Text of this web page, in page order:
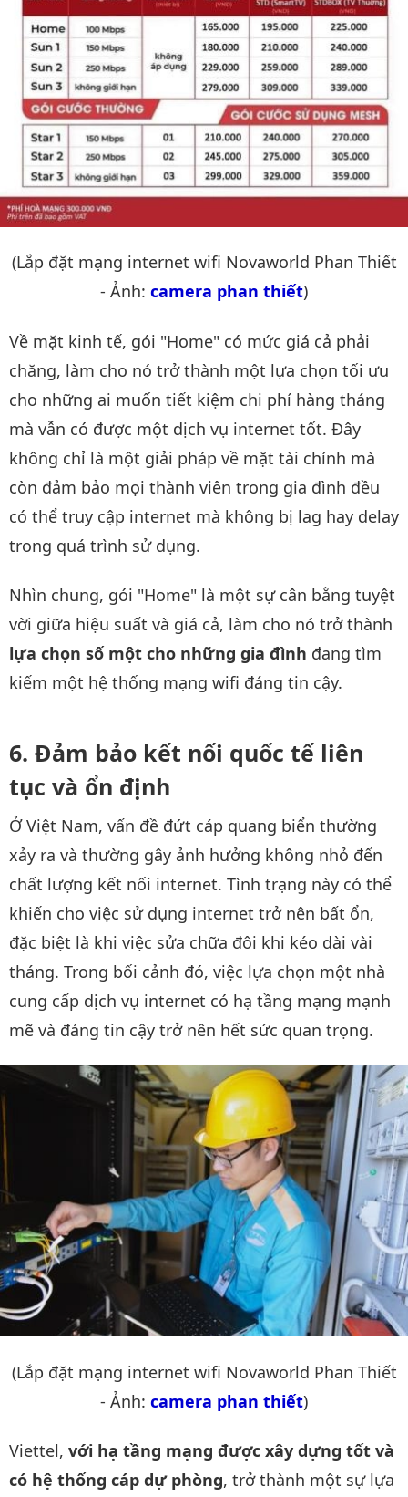
(Lắp đặt mạng internet wifi Novaworld Phan Thiết
- Ảnh: camera phan thiết)
Về mặt kinh tế, gói "Home" có mức giá cả phải
chăng, làm cho nó trở thành một lựa chọn tối ưu
cho những ai muốn tiết kiệm chi phí hàng tháng
mà vẫn có được một dịch vụ internet tốt. Đây
không chỉ là một giải pháp về mặt tài chính mà
còn đảm bảo mọi thành viên trong gia đình đều
có thể truy cập internet mà không bị lag hay delay
trong quá trình sử dụng.
Nhìn chung, gói "Home" là một sự cân bằng tuyệt
vời giữa hiệu suất và giá cả, làm cho nó trở thành
lựa chọn số một cho những gia đình đang tìm
kiếm một hệ thống mạng wifi đáng tin cậy.
Đảm bảo kết nối quốc tế liên
tục và ổn định
Ở Việt Nam, vấn đề đứt cáp quang biển thường
xảy ra và thường gây ảnh hưởng không nhỏ đến
chất lượng kết nối internet. Tình trạng này có thể
khiến cho việc sử dụng internet trở nên bất ổn,
đặc biệt là khi việc sửa chữa đôi khi kéo dài vài
tháng. Trong bối cảnh đó, việc lựa chọn một nhà
cung cấp dịch vụ internet có hạ tầng mạng mạnh
mẽ và đáng tin cậy trở nên hết sức quan trọng.
(Lắp đặt mạng internet wifi Novaworld Phan Thiết
- Ảnh: camera phan thiết)
Viettel, với hạ tầng mạng được xây dựng tốt và
có hệ thống cáp dự phòng, trở thành một sự lựa